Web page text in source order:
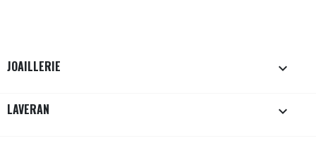
JOAILLERIE 
LAVERAN 